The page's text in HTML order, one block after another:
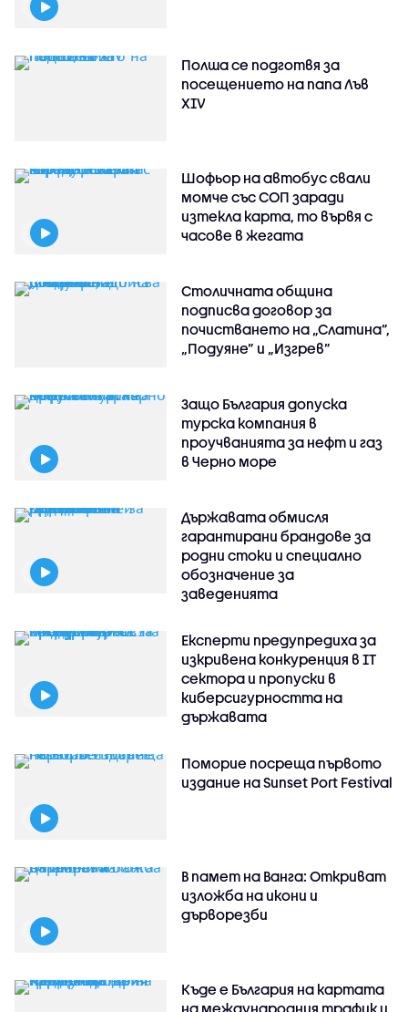
Полша се подготвя за
посещението на папа Лъв
XIV
Шофьор на автобус свали
момче със СОП заради
изтекла карта, то вървя с
часове в жегата
Столичната община
подписва договор за
почистването на „Слатина”,
„Подуяне” и „Изгрев”
Защо България допуска
турска компания в
проучванията за нефт и газ
в Черно море
Държавата обмисля
гарантирани брандове за
родни стоки и специално
обозначение за
заведенията
Експерти предупредиха за
изкривена конкуренция в IT
сектора и пропуски в
киберсигурността на
държавата
Поморие посреща първото
издание на Sunset Port Festival
В памет на Ванга: Откриват
изложба на икони и
дърворезби
Къде е България на картата
на международния трафик и